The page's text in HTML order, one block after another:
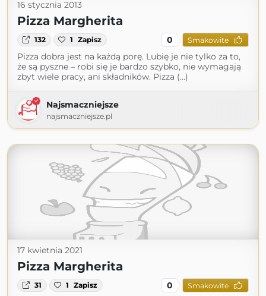
16 stycznia 2013
Pizza Margherita
132 1 Zapisz 0 Smakowite
Pizza dobra jest na każdą porę. Lubię je nie tylko za to,
że są pyszne – robi się je bardzo szybko, nie wymagają
zbyt wiele pracy, ani składników. Pizza (...)
Najsmaczniejsze
najsmaczniejsze.pl
17 kwietnia 2021
Pizza Margherita
31 1 Zapisz 0 Smakowite